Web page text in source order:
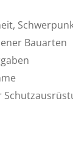
Bauarten